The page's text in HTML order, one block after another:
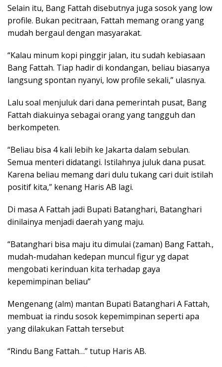
Selain itu, Bang Fattah disebutnya juga sosok yang low
profile. Bukan pecitraan, Fattah memang orang yang
mudah bergaul dengan masyarakat.
“Kalau minum kopi pinggir jalan, itu sudah kebiasaan
Bang Fattah. Tiap hadir di kondangan, beliau biasanya
langsung spontan nyanyi, low profile sekali,” ulasnya.
Lalu soal menjuluk dari dana pemerintah pusat, Bang
Fattah diakuinya sebagai orang yang tangguh dan
berkompeten.
“Beliau bisa 4 kali lebih ke Jakarta dalam sebulan.
Semua menteri didatangi. Istilahnya juluk dana pusat.
Karena beliau memang dari dulu tukang cari duit istilah
positif kita,” kenang Haris AB lagi.
Di masa A Fattah jadi Bupati Batanghari, Batanghari
dinilainya menjadi daerah yang maju.
“Batanghari bisa maju itu dimulai (zaman) Bang Fattah.,
mudah-mudahan kedepan muncul figur yg dapat
mengobati kerinduan kita terhadap gaya
kepemimpinan beliau”
Mengenang (alm) mantan Bupati Batanghari A Fattah,
membuat ia rindu sosok kepemimpinan seperti apa
yang dilakukan Fattah tersebut
“Rindu Bang Fattah…” tutup Haris AB.